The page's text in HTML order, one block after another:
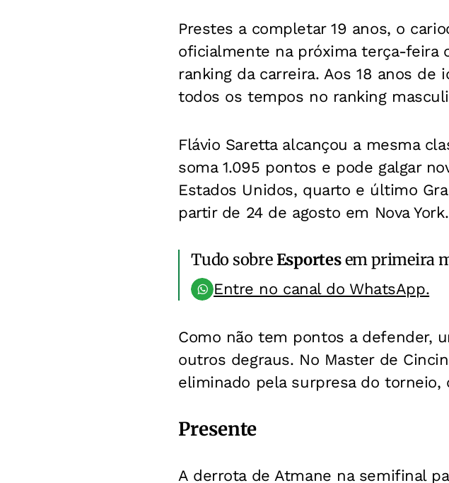
Prestes a completar 19 anos, o
oficialmente na próxima terça-feira
ranking da carreira. Aos 18 anos
todos os tempos no ranking
Flávio Saretta alcançou a mesma
soma 1.095 pontos e pode galgar
Estados Unidos, quarto e último
partir de 24 de agosto em Nova York.
Tudo sobreEsportesem primeira
Entre no canal do WhatsApp.
Como não tem pontos a defender,
outros degraus. No Master de
eliminado pela surpresa do torneio,
Presente
A derrota de Atmane na semifinal